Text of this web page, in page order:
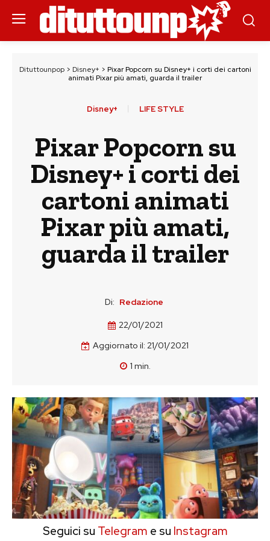
Dituttounpop> Disney+ > Pixar Popcorn su Disney+ i corti dei cartoni
animati Pixar più amati, guarda il trailer
Disney+ LIFE STYLE
Pixar Popcorn su
Disney+ i corti dei
cartoni animati
Pixar più amati,
guarda il trailer
Di: Redazione
22/01/2021
Aggiornato il: 21/01/2021
1 min.
Seguici su Telegram e su Instagram